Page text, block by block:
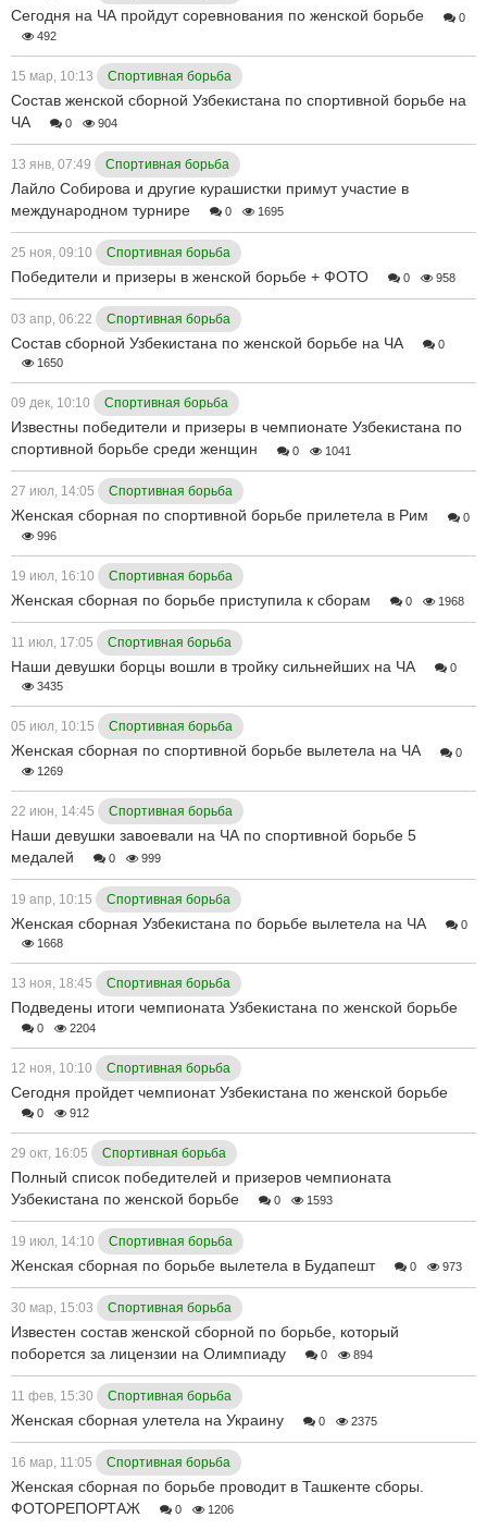
Сегодня на ЧА пройдут соревнования по женской борьбе
0
492
15 мар, 10:13 Спортивная борьба
Состав женской сборной Узбекистана по спортивной борьбе на
ЧА
0 904
13 янв, 07:49 Спортивная борьба
Лайло Собирова и другие курашистки примут участие в
международном турнире
0 1695
25 ноя, 09:10 Спортивная борьба
Победители и призеры в женской борьбе + ФОТО 0 958
03 апр, 06:22 Спортивная борьба
Состав сборной Узбекистана по женской борьбе на ЧА
0
1650
09 дек, 10:10 Спортивная борьба
Известны победители и призеры в чемпионате Узбекистана по
спортивной борьбе среди женщин
0 1041
27 июл, 14:05 Спортивная борьба
Женская сборная по спортивной борьбе прилетела в Рим
0
996
19 июл, 16:10 Спортивная борьба
Женская сборная по борьбе приступила к сборам 0 1968
11 июл, 17:05 Спортивная борьба
Наши девушки борцы вошли в тройку сильнейших на ЧА
0
3435
05 июл, 10:15 Спортивная борьба
Женская сборная по спортивной борьбе вылетела на ЧА
0
1269
22 июн, 14:45 Спортивная борьба
Наши девушки завоевали на ЧА по спортивной борьбе 5
медалей
0 999
19 апр, 10:15 Спортивная борьба
Женская сборная Узбекистана по борьбе вылетела на ЧА
0
1668
13 ноя, 18:45 Спортивная борьба
Подведены итоги чемпионата Узбекистана по женской борьбе
0 2204
12 ноя, 10:10 Спортивная борьба
Сегодня пройдет чемпионат Узбекистана по женской борьбе
0 912
29 окт, 16:05 Спортивная борьба
Полный список победителей и призеров чемпионата
Узбекистана по женской борьбе
0 1593
19 июл, 14:10 Спортивная борьба
Женская сборная по борьбе вылетела в Будапешт 0 973
30 мар, 15:03 Спортивная борьба
Известен состав женской сборной по борьбе, который
поборется за лицензии на Олимпиаду
0 894
11 фев, 15:30 Спортивная борьба
Женская сборная улетела на Украину 0 2375
16 мар, 11:05 Спортивная борьба
Женская сборная по борьбе проводит в Ташкенте сборы.
ФОТОРЕПОРТАЖ
0 1206